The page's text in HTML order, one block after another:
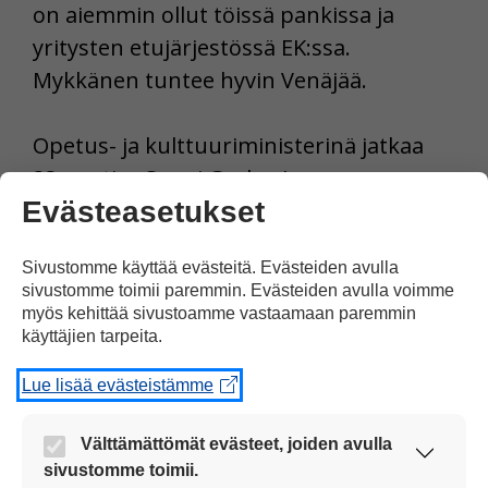
on aiemmin ollut töissä pankissa ja
yritysten etujärjestössä EK:ssa.
Mykkänen tuntee hyvin Venäjää.
Opetus- ja kulttuuriministerinä jatkaa
33-vuotias Sanni Grahn-Laasonen.
Tulosta uutinen
Jaa Facebookissa
Evästeasetukset
Sivustomme käyttää evästeitä. Evästeiden avulla
sivustomme toimii paremmin. Evästeiden avulla voimme
myös kehittää sivustoamme vastaamaan paremmin
käyttäjien tarpeita.
Lue lisää evästeistämme
Välttämättömät evästeet, joiden avulla
sivustomme toimii.